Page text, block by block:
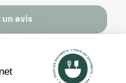
un avis
pour ce produit.